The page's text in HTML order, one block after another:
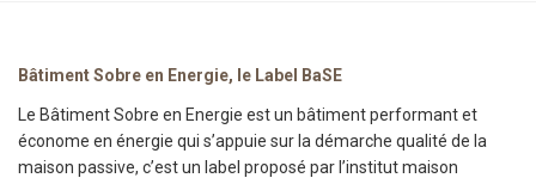
Bâtiment Sobre en Energie, le Label BaSE
Le Bâtiment Sobre en Energie est un bâtiment performant et
économe en énergie qui s’appuie sur la démarche qualité de la
maison passive, c’est un label proposé par l’institut maison